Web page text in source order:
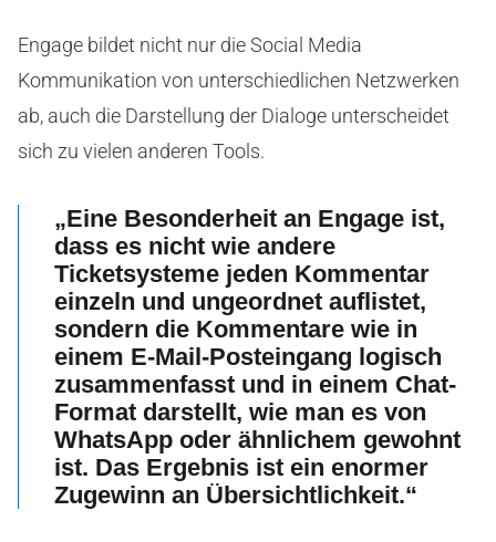
Engage bildet nicht nur die Social Media
Kommunikation von unterschiedlichen Netzwerken
ab, auch die Darstellung der Dialoge unterscheidet
sich zu vielen anderen Tools.
„Eine Besonderheit an Engage ist,
dass es nicht wie andere
Ticketsysteme jeden Kommentar
einzeln und ungeordnet auflistet,
sondern die Kommentare wie in
einem E-Mail-Posteingang logisch
zusammenfasst und in einem Chat-
Format darstellt, wie man es von
WhatsApp oder ähnlichem gewohnt
ist. Das Ergebnis ist ein enormer
Zugewinn an Übersichtlichkeit.“